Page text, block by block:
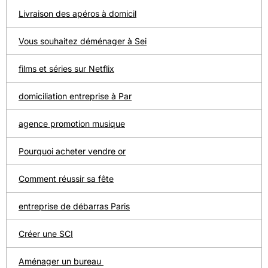
Livraison des apéros à domicil
Vous souhaitez déménager à Sei
films et séries sur Netflix
domiciliation entreprise à Par
agence promotion musique
Pourquoi acheter vendre or
Comment réussir sa fête
entreprise de débarras Paris
Créer une SCI
Aménager un bureau